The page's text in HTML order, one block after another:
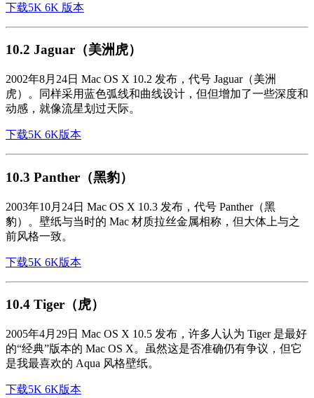
下载5K 6K 版本
10.2 Jaguar（美洲虎）
2002年8月24日 Mac OS X 10.2 发布，代号 Jaguar（美洲
虎）。同样采用蓝色弧线和曲线设计，但但增加了一些深度和
动感，就像流星划过天际。
下载5K 6K版本
10.3 Panther（黑豹）
2003年10月24日 Mac OS X 10.3 发布，代号 Panther（黑
豹）。壁纸与当时的 Mac 材质拉丝金属相称，但大体上与之
前风格一致。
下载5K 6K版本
10.4 Tiger（虎）
2005年4月29日 Mac OS X 10.5 发布，许多人认为 Tiger 是最好
的“经典”版本的 Mac OS X。虽然这是否准确仍有争议，但它
是我最喜欢的 Aqua 风格壁纸。
下载5K 6K版本